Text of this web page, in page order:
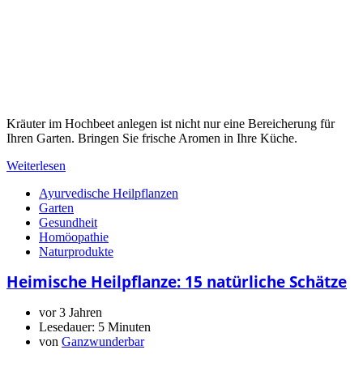
Kräuter im Hochbeet anlegen ist nicht nur eine Bereicherung für
Ihren Garten. Bringen Sie frische Aromen in Ihre Küche.
Weiterlesen
Ayurvedische Heilpflanzen
Garten
Gesundheit
Homöopathie
Naturprodukte
Heimische Heilpflanze: 15 natürliche Schätze
vor 3 Jahren
Lesedauer: 5 Minuten
von Ganzwunderbar